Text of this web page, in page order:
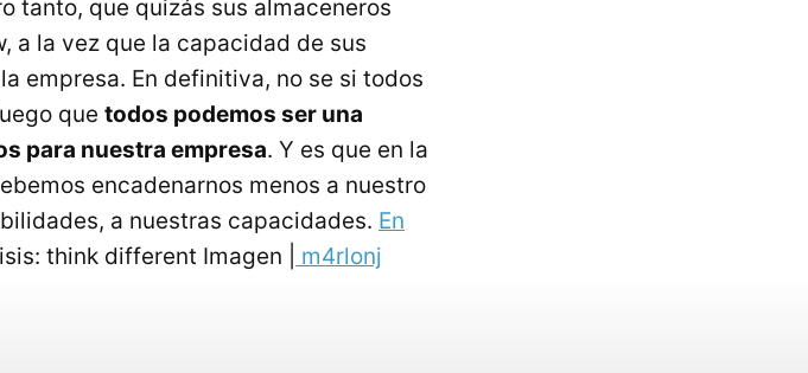
tanto, que quizás sus almaceneros
a la vez que la capacidad de sus
empresa. En definitiva, no se si todos
que todos podemos ser una
para nuestra empresa. Y es que en la
encadenarnos menos a nuestro
a nuestras capacidades. En
think different Imagen | m4rlonj